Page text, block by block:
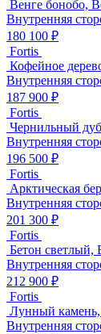
Венге бонобо,
Внутренняя
180 100 ₽
Fortis
Кофейное
Внутренняя
187 900 ₽
Fortis
Чернильный
Внутренняя
196 500 ₽
Fortis
Арктическая
Внутренняя
201 300 ₽
Fortis
Бетон светлый,
Внутренняя
212 900 ₽
Fortis
Лунный
Внутренняя